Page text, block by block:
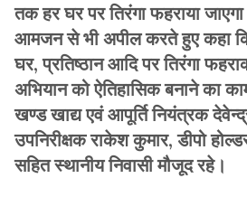
तक हर घर पर तिरंगा फहराया
आमजन से भी अपील करते हुए कहा
घर, प्रतिष्ठान आदि पर तिरंगा
अभियान को ऐतिहासिक बनाने का
खण्ड खाद्य एवं आपूर्ति नियंत्रक
उपनिरीक्षक राकेश कुमार, डीपो
सहित स्थानीय निवासी मौजूद रहे।